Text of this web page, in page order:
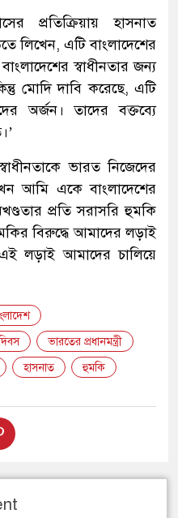
প্রতিক্রিয়ায় হাসনাত
লিখেন, এটি বাংলাদেশের
স্বাধীনতার জন্য
মোদি দাবি করেছে, এটি
অর্জন। তাদের বক্তব্যে
ভারত নিজেদের
আমি একে বাংলাদেশের
প্রতি সরাসরি হুমকি
বিরুদ্ধে আমাদের লড়াই
এই লড়াই আমাদের চালিয়ে
ভারতের প্রধানমন্ত্রী
হাসনাত হুমকি